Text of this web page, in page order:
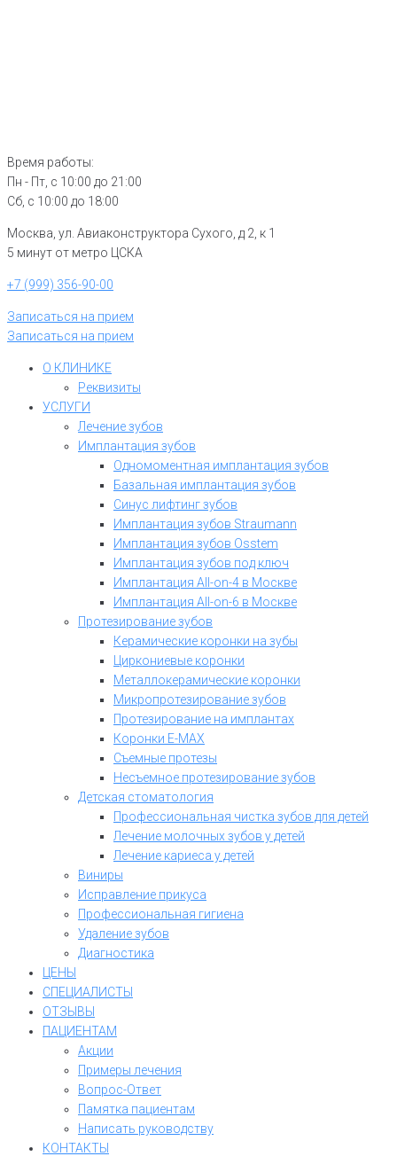
Время работы:
Пн - Пт, с 10:00 до 21:00
Сб, с 10:00 до 18:00
Москва, ул. Авиаконструктора Сухого, д 2, к 1
5 минут от метро ЦСКА
+7 (999) 356-90-00
Записаться на прием
Записаться на прием
О КЛИНИКЕ
Реквизиты
УСЛУГИ
Лечение зубов
Имплантация зубов
Одномоментная имплантация зубов
Базальная имплантация зубов
Синус лифтинг зубов
Имплантация зубов Straumann
Имплантация зубов Osstem
Имплантация зубов под ключ
Имплантация All-on-4 в Москве
Имплантация All-on-6 в Москве
Протезирование зубов
Керамические коронки на зубы
Циркониевые коронки
Металлокерамические коронки
Микропротезирование зубов
Протезирование на имплантах
Коронки E-MAX
Съемные протезы
Несъемное протезирование зубов
Детская стоматология
Профессиональная чистка зубов для детей
Лечение молочных зубов у детей
Лечение кариеса у детей
Виниры
Исправление прикуса
Профессиональная гигиена
Удаление зубов
Диагностика
ЦЕНЫ
СПЕЦИАЛИСТЫ
ОТЗЫВЫ
ПАЦИЕНТАМ
Акции
Примеры лечения
Вопрос-Ответ
Памятка пациентам
Написать руководству
КОНТАКТЫ